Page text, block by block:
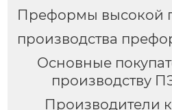
Преформы высокой
производства
Основные
производству
Производители